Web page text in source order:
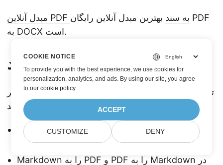
مبدل آنلاین PDF به سند بهترین مبدل آنلاین رایگان PDF
به DOCX است.
همچنین ببینید
توصیه می کنیم برای کسب اطلاعات بیشتر به مقالات زیر
تبدیل Word به Markdown و Markdown به Word
در پایتون
Markdown را به PDF و PDF را به Markdown در
COOKIE NOTICE
To provide you with the best experience, we use cookies for
personalization, analytics, and ads. By using our site, you agree
toour cookie policy.
ACCEPT
CUSTOMIZE DENY